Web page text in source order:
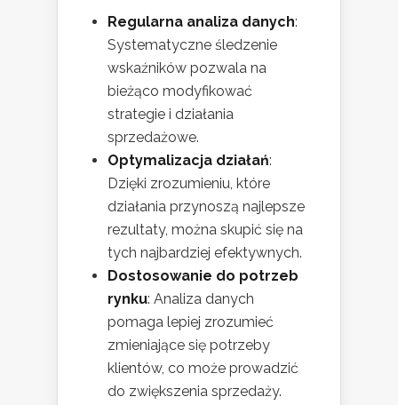
Regularna analiza danych:
Systematyczne śledzenie
wskaźników pozwala na
bieżąco modyfikować
strategie i działania
sprzedażowe.
Optymalizacja działań:
Dzięki zrozumieniu, które
działania przynoszą najlepsze
rezultaty, można skupić się na
tych najbardziej efektywnych.
Dostosowanie do potrzeb
rynku: Analiza danych
pomaga lepiej zrozumieć
zmieniające się potrzeby
klientów, co może prowadzić
do zwiększenia sprzedaży.